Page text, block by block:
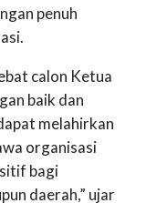
penuh
calon Ketua
baik dan
melahirkan
organisasi
bagi
daerah,” ujar